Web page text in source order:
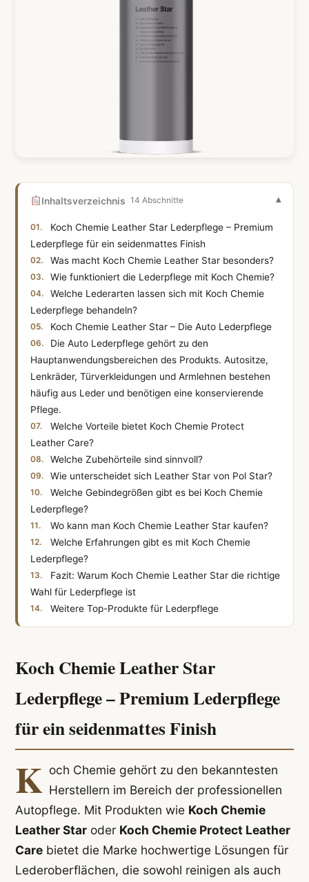
Inhaltsverzeichnis 14 Abschnitte
Koch Chemie Leather Star Lederpflege – Premium
Lederpflege für ein seidenmattes Finish
Was macht Koch Chemie Leather Star besonders?
Wie funktioniert die Lederpflege mit Koch Chemie?
Welche Lederarten lassen sich mit Koch Chemie
Lederpflege behandeln?
Koch Chemie Leather Star – Die Auto Lederpflege
Die Auto Lederpflege gehört zu den
Hauptanwendungsbereichen des Produkts. Autositze,
Lenkräder, Türverkleidungen und Armlehnen bestehen
häufig aus Leder und benötigen eine konservierende
Pflege.
Welche Vorteile bietet Koch Chemie Protect
Leather Care?
Welche Zubehörteile sind sinnvoll?
Wie unterscheidet sich Leather Star von Pol Star?
Welche Gebindegrößen gibt es bei Koch Chemie
Lederpflege?
Wo kann man Koch Chemie Leather Star kaufen?
Welche Erfahrungen gibt es mit Koch Chemie
Lederpflege?
Fazit: Warum Koch Chemie Leather Star die richtige
Wahl für Lederpflege ist
Weitere Top-Produkte für Lederpflege
Koch Chemie Leather Star
Lederpflege – Premium Lederpflege
für ein seidenmattes Finish
K och Chemie gehört zu den bekanntesten
Herstellern im Bereich der professionellen
Autopflege. Mit Produkten wie Koch Chemie
Leather Staroder Koch Chemie Protect Leather
Carebietet die Marke hochwertige Lösungen für
Lederoberflächen, die sowohl reinigen als auch